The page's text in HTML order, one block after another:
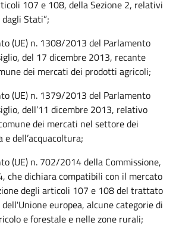
107 e 108, della Sezione 2, relativi
Stati”;
(UE) n. 1308/2013 del Parlamento
del 17 dicembre 2013, recante
dei mercati dei prodotti agricoli;
(UE) n. 1379/2013 del Parlamento
dell’11 dicembre 2013, relativo
dei mercati nel settore dei
dell’acquacoltura;
(UE) n. 702/2014 della Commissione,
che dichiara compatibili con il mercato
degli articoli 107 e 108 del trattato
europea, alcune categorie di
e forestale e nelle zone rurali;